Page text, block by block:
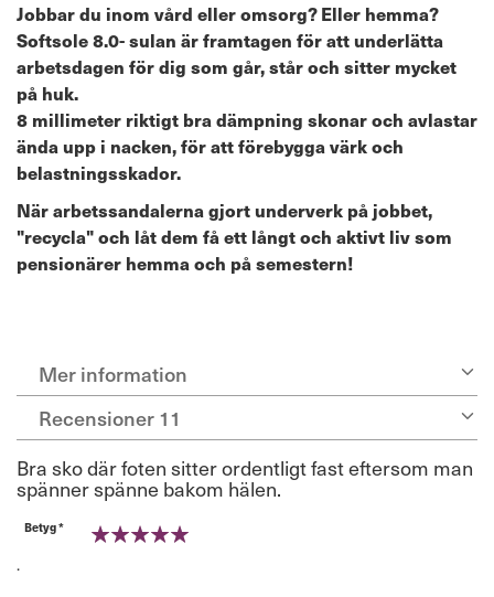
Jobbar du inom vård eller omsorg? Eller hemma?
Softsole 8.0- sulan är framtagen för att underlätta
arbetsdagen för dig som går, står och sitter mycket
på huk.
8 millimeter riktigt bra dämpning skonar och avlastar
ända upp i nacken, för att förebygga värk och
belastningsskador.
När arbetssandalerna gjort underverk på jobbet,
"recycla" och låt dem få ett långt och aktivt liv som
pensionärer hemma och på semestern!
Mer information
Recensioner 11
Bra sko där foten sitter ordentligt fast eftersom man
spänner spänne bakom hälen.
Betyg *
.